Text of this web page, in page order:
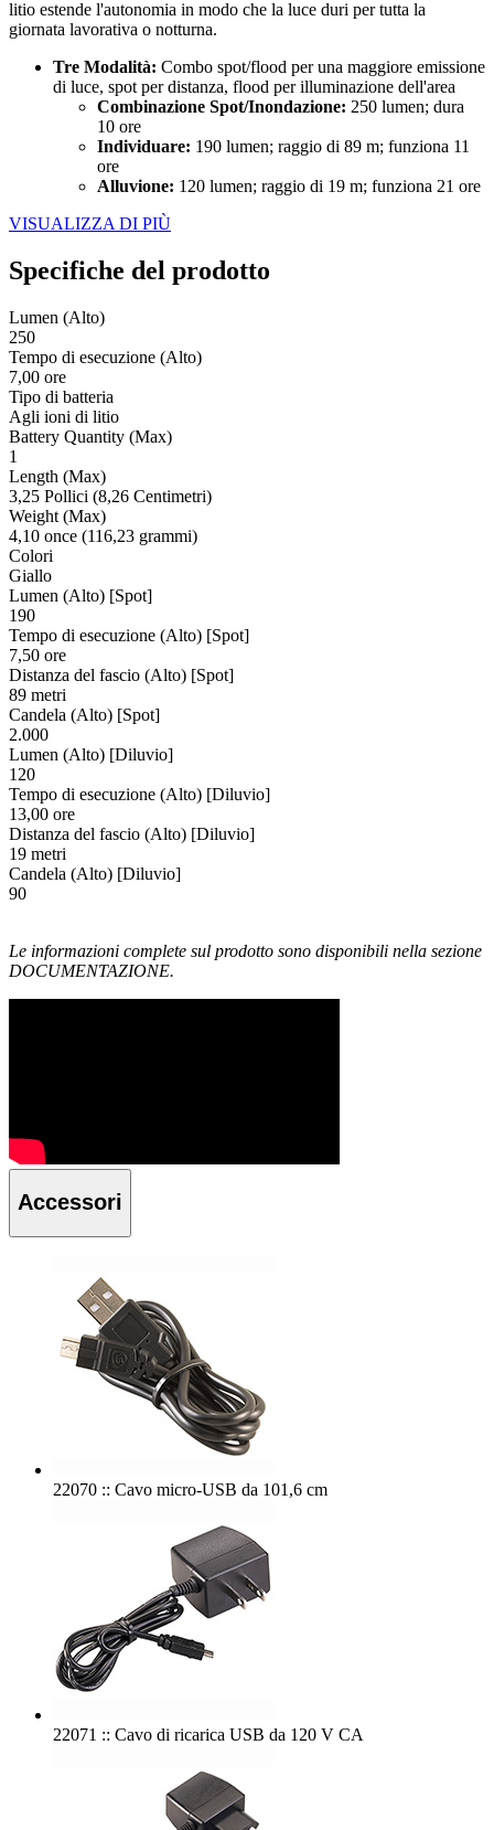
litio estende l'autonomia in modo che la luce duri per tutta la
giornata lavorativa o notturna.
Tre Modalità: Combo spot/flood per una maggiore emissione
di luce, spot per distanza, flood per illuminazione dell'area
Combinazione Spot/Inondazione: 250 lumen; dura
10 ore
Individuare: 190 lumen; raggio di 89 m; funziona 11
ore
Alluvione: 120 lumen; raggio di 19 m; funziona 21 ore
VISUALIZZA DI PIÙ
Specifiche del prodotto
Lumen (Alto)
250
Tempo di esecuzione (Alto)
7,00 ore
Tipo di batteria
Agli ioni di litio
Battery Quantity (Max)
1
Length (Max)
3,25 Pollici (8,26 Centimetri)
Weight (Max)
4,10 once (116,23 grammi)
Colori
Giallo
Lumen (Alto) [Spot]
190
Tempo di esecuzione (Alto) [Spot]
7,50 ore
Distanza del fascio (Alto) [Spot]
89 metri
Candela (Alto) [Spot]
2.000
Lumen (Alto) [Diluvio]
120
Tempo di esecuzione (Alto) [Diluvio]
13,00 ore
Distanza del fascio (Alto) [Diluvio]
19 metri
Candela (Alto) [Diluvio]
90
Le informazioni complete sul prodotto sono disponibili nella sezione
DOCUMENTAZIONE.
Accessori
22070 :: Cavo micro-USB da 101,6 cm
22071 :: Cavo di ricarica USB da 120 V CA